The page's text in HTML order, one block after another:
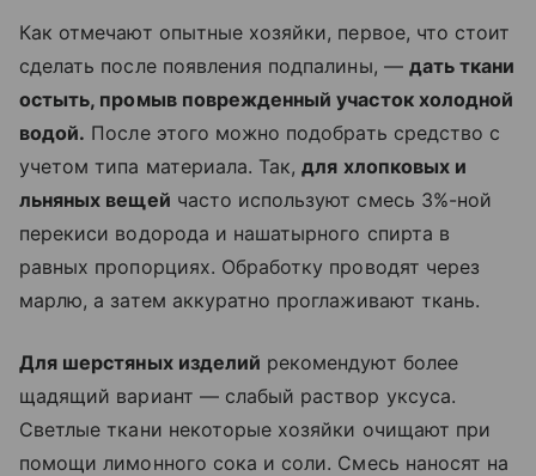
Как отмечают опытные хозяйки, первое, что стоит
сделать после появления подпалины, — дать ткани
остыть, промыв поврежденный участок холодной
водой. После этого можно подобрать средство с
учетом типа материала. Так,для хлопковых и
льняных вещей часто используют смесь 3%-ной
перекиси водорода и нашатырного спирта в
равных пропорциях. Обработку проводят через
марлю, а затем аккуратно проглаживают ткань.
Для шерстяных изделий рекомендуют более
щадящий вариант — слабый раствор уксуса.
Светлые ткани некоторые хозяйки очищают при
помощи лимонного сока и соли. Смесь наносят на